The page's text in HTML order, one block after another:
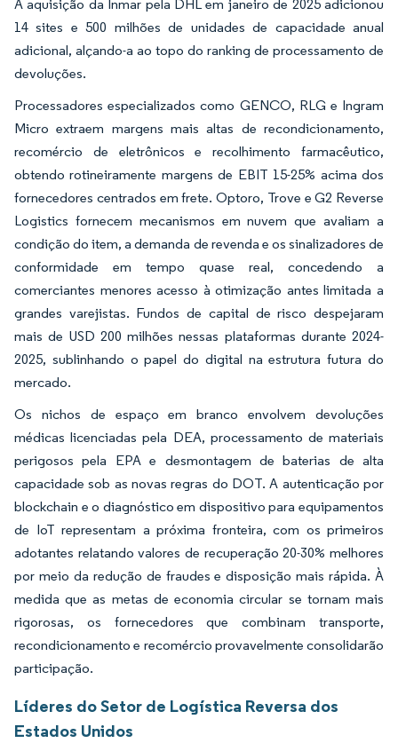
A aquisição da Inmar pela DHL em janeiro de 2025 adicionou
14 sites e 500 milhões de unidades de capacidade anual
adicional, alçando-a ao topo do ranking de processamento de
devoluções.
Processadores especializados como GENCO, RLG e Ingram
Micro extraem margens mais altas de recondicionamento,
recomércio de eletrônicos e recolhimento farmacêutico,
obtendo rotineiramente margens de EBIT 15-25% acima dos
fornecedores centrados em frete. Optoro, Trove e G2 Reverse
Logistics fornecem mecanismos em nuvem que avaliam a
condição do item, a demanda de revenda e os sinalizadores de
conformidade em tempo quase real, concedendo a
comerciantes menores acesso à otimização antes limitada a
grandes varejistas. Fundos de capital de risco despejaram
mais de USD 200 milhões nessas plataformas durante 2024-
2025, sublinhando o papel do digital na estrutura futura do
mercado.
Os nichos de espaço em branco envolvem devoluções
médicas licenciadas pela DEA, processamento de materiais
perigosos pela EPA e desmontagem de baterias de alta
capacidade sob as novas regras do DOT. A autenticação por
blockchain e o diagnóstico em dispositivo para equipamentos
de IoT representam a próxima fronteira, com os primeiros
adotantes relatando valores de recuperação 20-30% melhores
por meio da redução de fraudes e disposição mais rápida. À
medida que as metas de economia circular se tornam mais
rigorosas, os fornecedores que combinam transporte,
recondicionamento e recomércio provavelmente consolidarão
participação.
Líderes do Setor de Logística Reversa dos
Estados Unidos